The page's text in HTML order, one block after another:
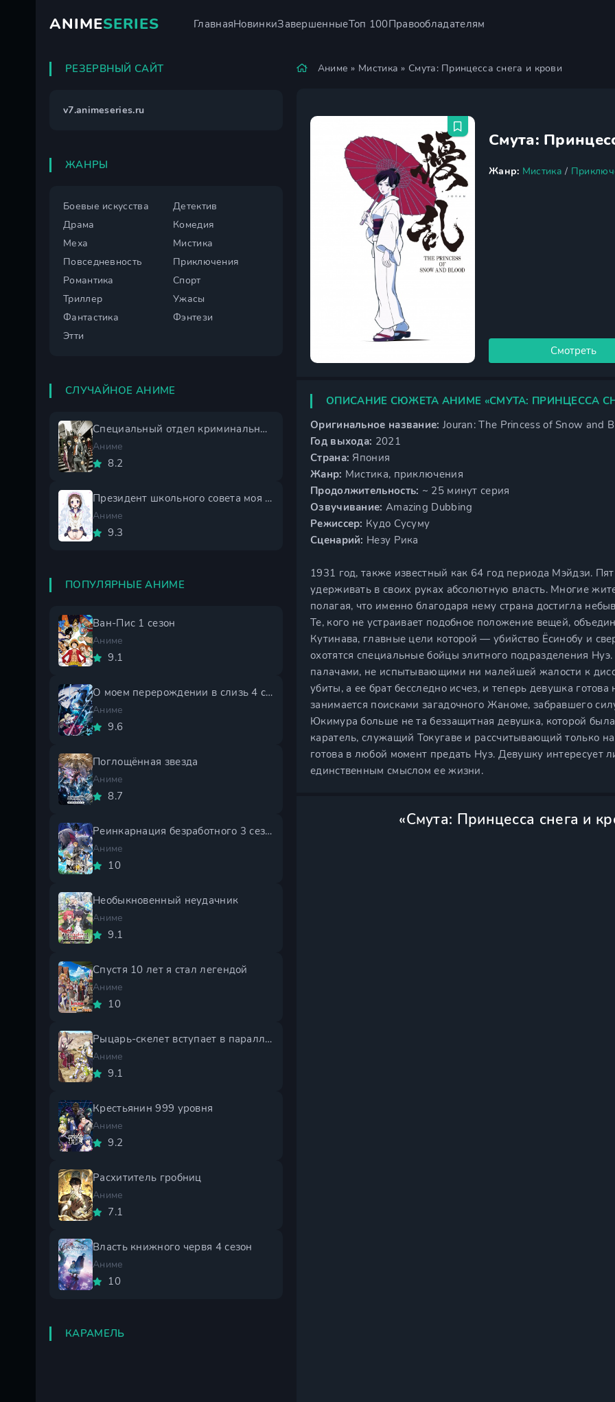
ANIMESERIES ГлавнаяНовинкиЗавершенныеТоп 100Правообладателям
Аниме » Мистика » Смута: Принцесса снега и крови
Смута:
Жанр: Мистика /
Смотреть
ОПИСАНИЕ СЮЖЕТА АНИМЕ «СМУТА: ПРИНЦЕССА
Оригинальное название: Jouran: The Princess of Snow and
Год выхода: 2021
Страна: Япония
Жанр: Мистика, приключения
Продолжительность: ~ 25 минут серия
Озвучивание: Amazing Dubbing
Режиссер: Кудо Сусуму
Сценарий: Незу Рика
1931 год, также известный как 64 год периода Мэйдзи.
удерживать в своих руках абсолютную власть. Многие
полагая, что именно благодаря нему страна достигла
Те, кого не устраивает подобное положение вещей,
Кутинава, главные цели которой — убийство Ёсинобу и
охотятся специальные бойцы элитного подразделения
палачами, не испытывающими ни малейшей жалости к
убиты, а ее брат бесследно исчез, и теперь девушка
занимается поисками загадочного Жаноме, забравшего
Юкимура больше не та беззащитная девушка, которой
каратель, служащий Токугаве и рассчитывающий только
готова в любой момент предать Нуэ. Девушку интересует
единственным смыслом ее жизни.
«Смута: Принцесса снега и
РЕЗЕРВНЫЙ САЙТ
v7.animeseries.ru
ЖАНРЫ
Боевые искусства
Детектив
Драма
Комедия
Меха
Мистика
Повседневность
Приключения
Романтика
Спорт
Триллер
Ужасы
Фантастика
Фэнтези
Этти
СЛУЧАЙНОЕ АНИМЕ
Специальный отдел криминальных расследований: Токунана
Аниме
8.2
Президент школьного совета моя невеста 1 сезон
Аниме
9.3
ПОПУЛЯРНЫЕ АНИМЕ
Ван-Пис 1 сезон
Аниме
9.1
О моем перерождении в слизь 4 сезон
Аниме
9.6
Поглощённая звезда
Аниме
8.7
Реинкарнация безработного 3 сезон
Аниме
10
Необыкновенный неудачник
Аниме
9.1
Спустя 10 лет я стал легендой
Аниме
10
Рыцарь-скелет вступает в параллельный мир 2 сезон
Аниме
9.1
Крестьянин 999 уровня
Аниме
9.2
Расхититель гробниц
Аниме
7.1
Власть книжного червя 4 сезон
Аниме
10
КАРАМЕЛЬ